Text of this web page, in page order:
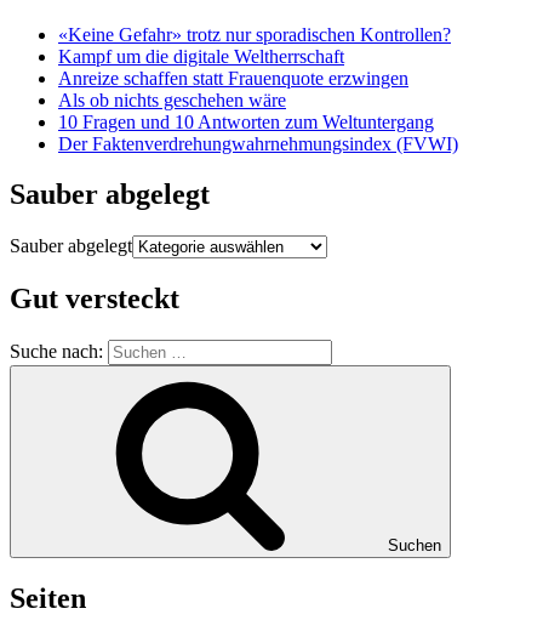
«Keine Gefahr» trotz nur sporadischen Kontrollen?
Kampf um die digitale Weltherrschaft
Anreize schaffen statt Frauenquote erzwingen
Als ob nichts geschehen wäre
10 Fragen und 10 Antworten zum Weltuntergang
Der Faktenverdrehungwahrnehmungsindex (FVWI)
Sauber abgelegt
Sauber abgelegt
Gut versteckt
Suche nach:
Suchen
Seiten